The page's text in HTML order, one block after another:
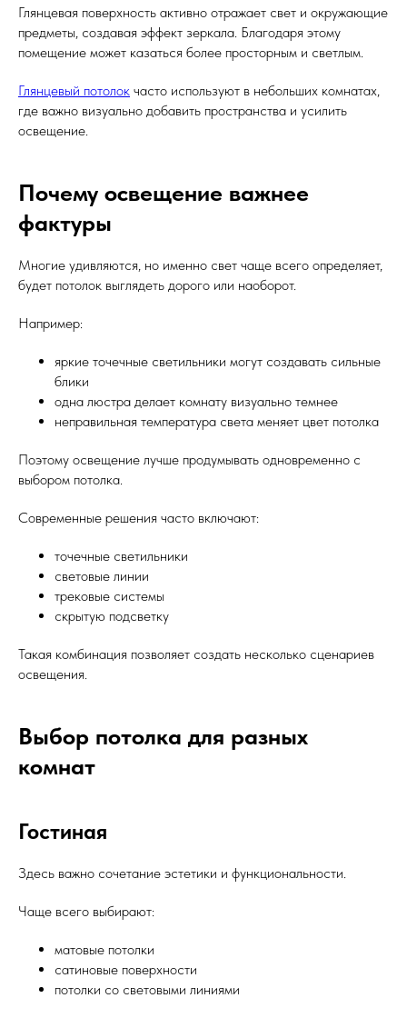
Глянцевая поверхность активно отражает свет и окружающие
предметы, создавая эффект зеркала. Благодаря этому
помещение может казаться более просторным и светлым.
Глянцевый потолок часто используют в небольших комнатах,
где важно визуально добавить пространства и усилить
освещение.
Почему освещение важнее
фактуры
Многие удивляются, но именно свет чаще всего определяет,
будет потолок выглядеть дорого или наоборот.
Например:
яркие точечные светильники могут создавать сильные
блики
одна люстра делает комнату визуально темнее
неправильная температура света меняет цвет потолка
Поэтому освещение лучше продумывать одновременно с
выбором потолка.
Современные решения часто включают:
точечные светильники
световые линии
трековые системы
скрытую подсветку
Такая комбинация позволяет создать несколько сценариев
освещения.
Выбор потолка для разных
комнат
Гостиная
Здесь важно сочетание эстетики и функциональности.
Чаще всего выбирают:
матовые потолки
сатиновые поверхности
потолки со световыми линиями